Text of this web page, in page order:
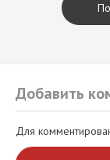
Добавить
Для